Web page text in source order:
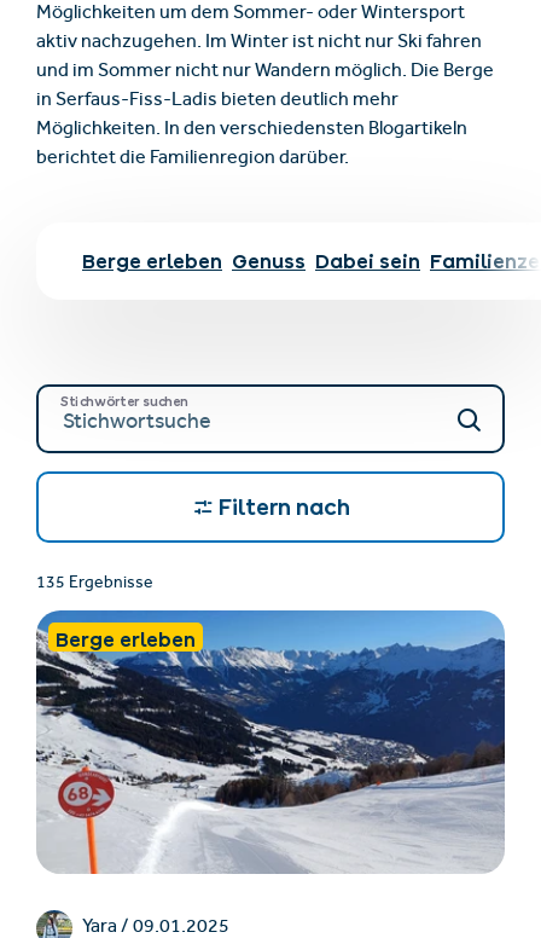
Möglichkeiten um dem Sommer- oder Wintersport
aktiv nachzugehen. Im Winter ist nicht nur Ski fahren
und im Sommer nicht nur Wandern möglich. Die Berge
in Serfaus-Fiss-Ladis bieten deutlich mehr
Möglichkeiten. In den verschiedensten Blogartikeln
berichtet die Familienregion darüber.
Berge erleben Genuss Dabei sein
Stichwörter suchen
Filtern nach
135 Ergebnisse
Berge erleben
Yara / 09.01.2025